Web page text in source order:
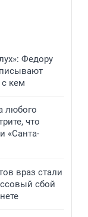
Федору
кем
любого
что
«Санта-
враз стали
сбой